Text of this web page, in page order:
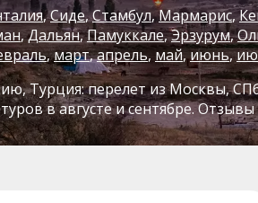
Сиде Стамбул Мармарис
Дальян Памуккале Эрзурум
,март,апрель, май,июнь,
Турция: перелет из Москвы,
в августе и сентябре.